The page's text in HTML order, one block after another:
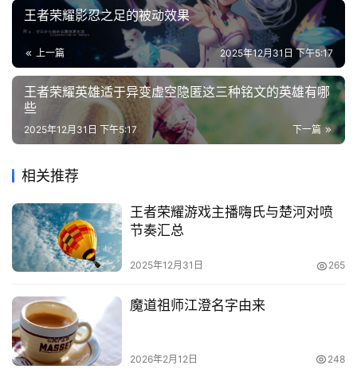
讯
更
多
页
面
王者荣耀影忍之足的被动效果
上一篇 2025年12月31日 下午5:17
王者荣耀英雄适于异变虚空隐匿这三种铭文的英雄有哪
些
下一篇
2025年12月31日 下午5:17
相关推荐
王者荣耀游戏主播嗨氏与楚河对喷
节奏汇总
2025年12月31日 265
魔道祖师江澄名字由来
2026年2月12日 248